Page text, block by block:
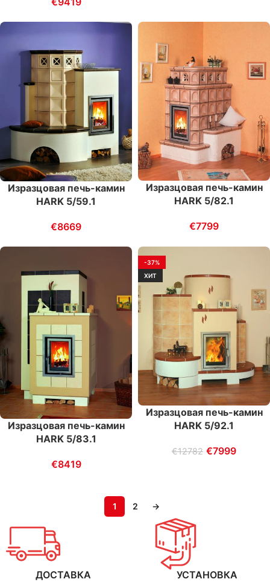
Изразцовая печь-камин
HARK 5/59.1
€8669
Изразцовая печь-камин
HARK 5/82.1
€7799
Изразцовая печь-камин
HARK 5/83.1
€8419
-37%
ХИТ
Изразцовая печь-камин
HARK 5/92.1
€12782 €7999
1 2 →
ДОСТАВКА УСТАНОВКА